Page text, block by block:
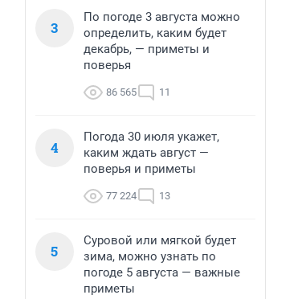
3
По погоде 3 августа можно
определить, каким будет
декабрь, — приметы и
поверья
86 565 11
4
Погода 30 июля укажет,
каким ждать август —
поверья и приметы
77 224 13
5
Суровой или мягкой будет
зима, можно узнать по
погоде 5 августа — важные
приметы